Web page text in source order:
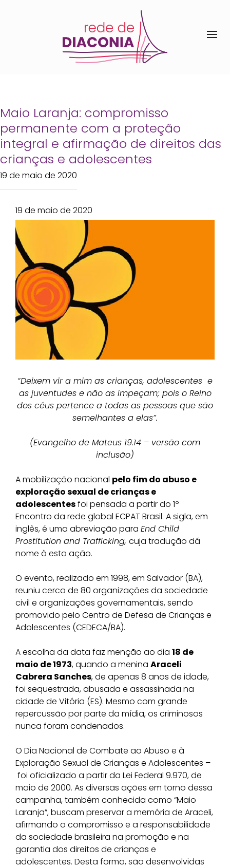
Maio Laranja: compromisso
permanente com a proteção
integral e afirmação de direitos das
crianças e adolescentes
19 de maio de 2020
19 de maio de 2020
“Deixem vir a mim as crianças, adolescentes e
as juventudes e não as impeçam; pois o Reino
dos céus pertence a todas as pessoas que são
semelhantes a elas”.
(Evangelho de Mateus 19.14 – versão com
inclusão)
A mobilização nacional pelo fim do abuso e
exploração sexual de crianças e
adolescentesfoi pensada a partir do 1º
Encontro da rede global ECPAT Brasil. A sigla, em
inglês, é uma abreviação para End Child
Prostitution and Trafficking, cuja tradução dá
nome à esta ação.
O evento, realizado em 1998, em Salvador (BA),
reuniu cerca de 80 organizações da sociedade
civil e organizações governamentais, sendo
promovido pelo Centro de Defesa de Crianças e
Adolescentes (CEDECA/BA).
A escolha da data faz menção ao dia 18 de
maio de 1973, quando a menina Araceli
Cabrera Sanches, de apenas 8 anos de idade,
foi sequestrada, abusada e assassinada na
cidade de Vitória (ES). Mesmo com grande
repercussão por parte da mídia, os criminosos
nunca foram condenados.
O Dia Nacional de Combate ao Abuso e à
Exploração Sexual de Crianças e Adolescentes –
foi oficializado a partir da Lei Federal 9.970, de
maio de 2000. As diversas ações em torno dessa
campanha, também conhecida como “Maio
Laranja”, buscam preservar a memória de Araceli,
afirmando o compromisso e a responsabilidade
da sociedade brasileira na promoção e na
garantia dos direitos de crianças e
adolescentes. Desta forma, são desenvolvidas